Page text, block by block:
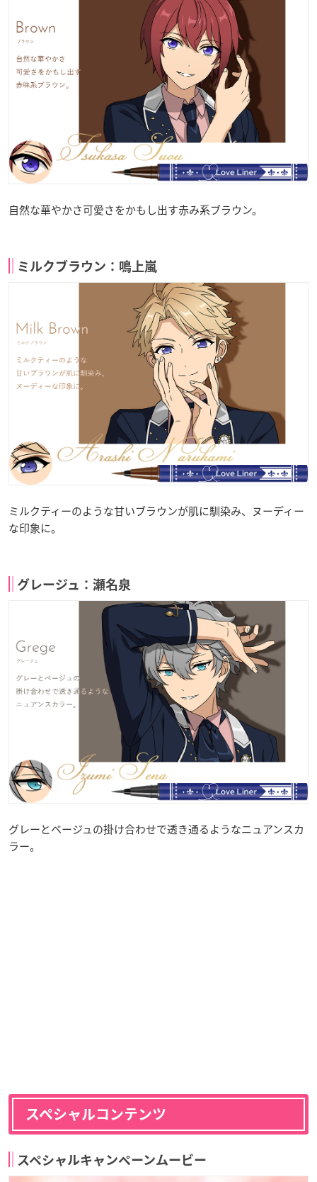
自然な華やかさ可愛さをかもし出す赤み系ブラウン。
ミルクブラウン：鳴上嵐
ミルクティーのような甘いブラウンが肌に馴染み、ヌーディー
な印象に。
グレージュ：瀬名泉
グレーとベージュの掛け合わせで透き通るようなニュアンスカ
ラー。
スペシャルコンテンツ
スペシャルキャンペーンムービー